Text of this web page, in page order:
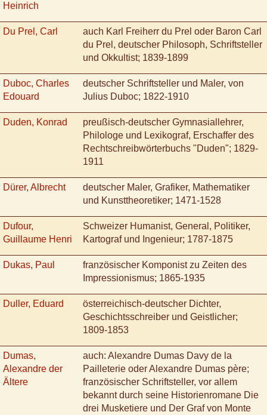
Heinrich
Du Prel, Carl
auch Karl Freiherr du Prel oder Baron Carl
du Prel, deutscher Philosoph, Schriftsteller
und Okkultist; 1839-1899
Duboc, Charles
Edouard
deutscher Schriftsteller und Maler, von
Julius Duboc; 1822-1910
Duden, Konrad
preußisch-deutscher Gymnasiallehrer,
Philologe und Lexikograf, Erschaffer des
Rechtschreibwörterbuchs "Duden"; 1829-
1911
Dürer, Albrecht
deutscher Maler, Grafiker, Mathematiker
und Kunsttheoretiker; 1471-1528
Dufour,
Guillaume Henri
Schweizer Humanist, General, Politiker,
Kartograf und Ingenieur; 1787-1875
Dukas, Paul
französischer Komponist zu Zeiten des
Impressionismus; 1865-1935
Duller, Eduard
österreichisch-deutscher Dichter,
Geschichtsschreiber und Geistlicher;
1809-1853
Dumas,
Alexandre der
Ältere
auch: Alexandre Dumas Davy de la
Pailleterie oder Alexandre Dumas père;
französischer Schriftsteller, vor allem
bekannt durch seine Historienromane Die
drei Musketiere und Der Graf von Monte